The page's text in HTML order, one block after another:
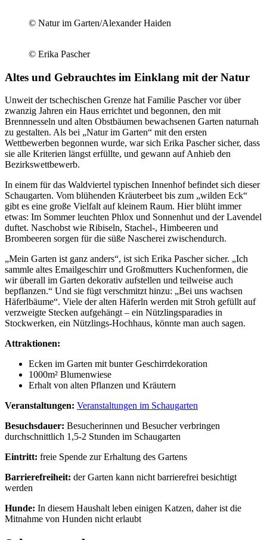
© Natur im Garten/Alexander Haiden
© Erika Pascher
Altes und Gebrauchtes im Einklang mit der Natur
Unweit der tschechischen Grenze hat Familie Pascher vor über
zwanzig Jahren ein Haus errichtet und begonnen, den mit
Brennnesseln und alten Obstbäumen bewachsenen Garten naturnah
zu gestalten. Als bei „Natur im Garten“ mit den ersten
Wettbewerben begonnen wurde, war sich Erika Pascher sicher, dass
sie alle Kriterien längst erfüllte, und gewann auf Anhieb den
Bezirkswettbewerb.
In einem für das Waldviertel typischen Innenhof befindet sich dieser
Schaugarten. Vom blühenden Kräuterbeet bis zum „wilden Eck“
gibt es eine große Vielfalt auf kleinem Raum. Hier blüht immer
etwas: Im Sommer leuchten Phlox und Sonnenhut und der Lavendel
duftet. Naschobst wie Ribiseln, Stachel-, Himbeeren und
Brombeeren sorgen für die süße Nascherei zwischendurch.
„Mein Garten ist ganz anders“, ist sich Erika Pascher sicher. „Ich
sammle altes Emailgeschirr und Großmutters Kuchenformen, die
wir überall im Garten dekorativ aufstellen und teilweise auch
bepflanzen.“ Und sie fügt verschmitzt hinzu: „Bei uns wachsen
Häferlbäume“. Viele der alten Häferln werden mit Stroh gefüllt auf
verzweigte Stecken aufgehängt – ein Nützlingsparadies in
Stockwerken, ein Nützlings-Hochhaus, könnte man auch sagen.
Attraktionen:
Ecken im Garten mit bunter Geschirrdekoration
1000m² Blumenwiese
Erhalt von alten Pflanzen und Kräutern
Veranstaltungen: Veranstaltungen im Schaugarten
Besuchsdauer: Besucherinnen und Besucher verbringen
durchschnittlich 1,5-2 Stunden im Schaugarten
Eintritt: freie Spende zur Erhaltung des Gartens
Barrierefreiheit: der Garten kann nicht barrierefrei besichtigt
werden
Hunde: In diesem Haushalt leben einigen Katzen, daher ist die
Mitnahme von Hunden nicht erlaubt